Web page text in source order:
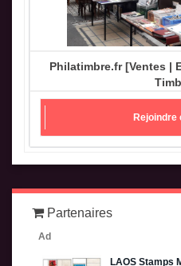
Philatimbre.fr [Ventes |
Rejoindre
Partenaires